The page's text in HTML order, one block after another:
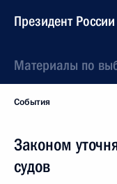
Президент России
Материалы по
События
Законом
судов